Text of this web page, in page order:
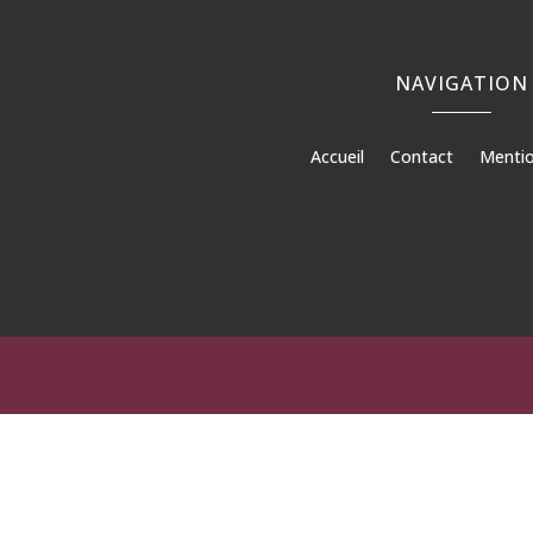
NAVIGATION
Accueil Contact